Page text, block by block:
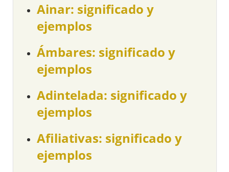
Ainar: significado y
ejemplos
Ámbares: significado y
ejemplos
Adintelada: significado y
ejemplos
Afiliativas: significado y
ejemplos